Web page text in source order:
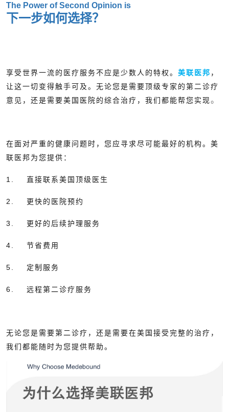
The Power of Second Opinion is
下一步如何选择？
享受世界一流的医疗服务不应是少数人的特权。 美联医邦 ，
让这一切变得触手可及。无论您是需要顶级专家的第二诊疗
意见，还是需要美国医院的综合治疗，我们都能帮您实现。
在面对严重的健康问题时，您应寻求尽可能最好的机构。美
联医邦为您提供：
1. 直接联系美国顶级医生
2. 更快的医院预约
3. 更好的后续护理服务
4. 节省费用
5. 定制服务
6. 远程第二诊疗服务
无论您是需要第二诊疗，还是需要在美国接受完整的治疗，
我们都能随时为您提供帮助。